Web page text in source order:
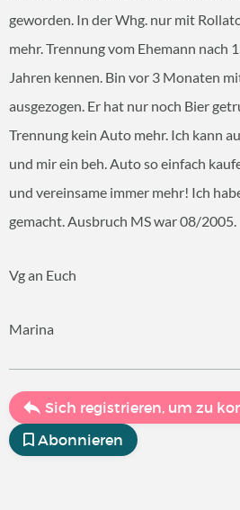
geworden. In der Whg. nur mit
mehr. Trennung vom Ehemann nach
Jahren kennen. Bin vor 3 Monaten
ausgezogen. Er hat nur noch Bier
Trennung kein Auto mehr. Ich kann
und mir ein beh. Auto so einfach
und vereinsame immer mehr! Ich
gemacht. Ausbruch MS war 08/2005.
Vg an Euch
Marina
Sich registrieren, um zu
Abonnieren